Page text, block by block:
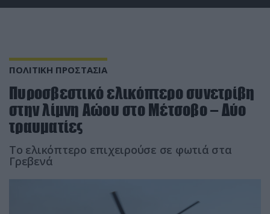
ΠΟΛΙΤΙΚΗ ΠΡΟΣΤΑΣΙΑ
Πυροσβεστικό ελικόπτερο συνετρίβη
στην λίμνη Αώου στο Μέτσοβο – Δύο
τραυματίες
Το ελικόπτερο επιχειρούσε σε φωτιά στα
Γρεβενά